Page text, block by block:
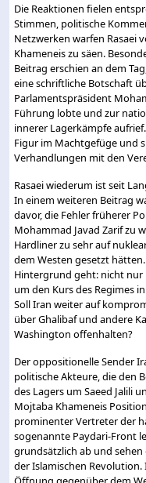
Die Reaktionen fielen
Stimmen, politische
Netzwerken warfen Rasaei
Khameneis zu säen.
Beitrag erschien an dem
eine schriftliche Botschaft
Parlamentspräsident
Führung lobte und zur
innerer Lagerkämpfe
Figur im Machtgefüge und
Verhandlungen mit den
Rasaei wiederum ist seit
In einem weiteren Beitrag
davor, die Fehler früherer
Mohammad Javad Zarif zu
Hardliner zu sehr auf
dem Westen gesetzt
Hintergrund geht: nicht nur
um den Kurs des Regimes
Soll Iran weiter auf
über Ghalibaf und andere
Washington offenhalten?
Der oppositionelle Sender
politische Akteure, die den
des Lagers um Saeed Jalili
Mojtaba Khameneis
prominenter Vertreter der
sogenannte Paydari-Front
grundsätzlich ab und
der Islamischen